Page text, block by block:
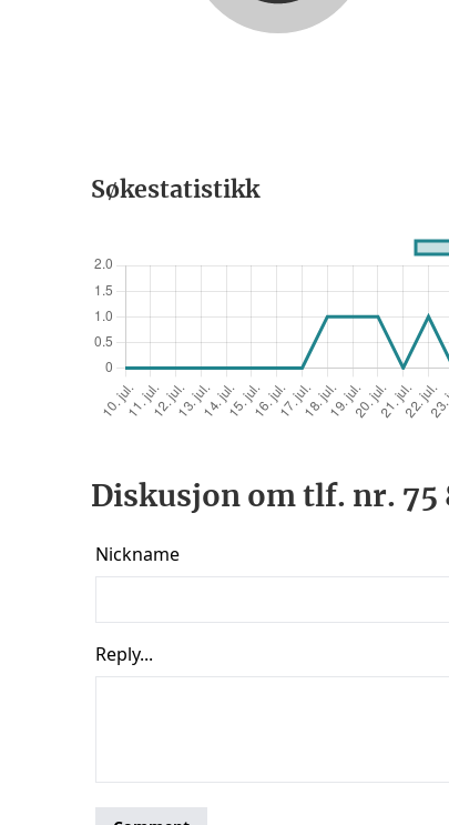
Søkestatistikk
Diskusjon om tlf. nr. 75